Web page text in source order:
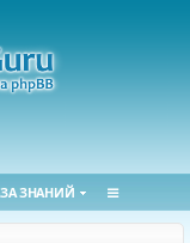
ЗНАНИЙ